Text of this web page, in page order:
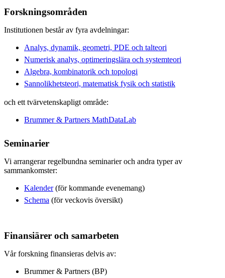
Forskningsområden
Institutionen består av fyra avdelningar:
Analys, dynamik, geometri, PDE och talteori
Numerisk analys, optimeringslära och systemteori
Algebra, kombinatorik och topologi
Sannolikhetsteori, matematisk fysik och statistik
och ett tvärvetenskapligt område:
Brummer & Partners MathDataLab
Seminarier
Vi arrangerar regelbundna seminarier och andra typer av
sammankomster:
Kalender(för kommande evenemang)
Schema (för veckovis översikt)
Finansiärer och samarbeten
Vår forskning finansieras delvis av:
Brummer & Partners (BP)